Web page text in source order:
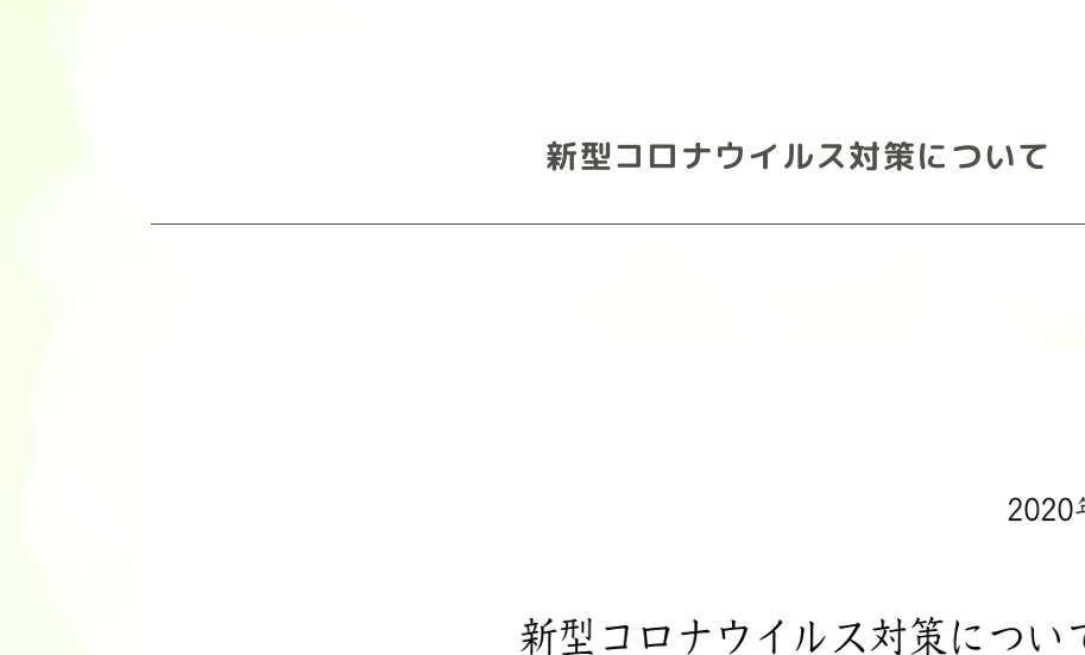
新型コロナウイルス対策について